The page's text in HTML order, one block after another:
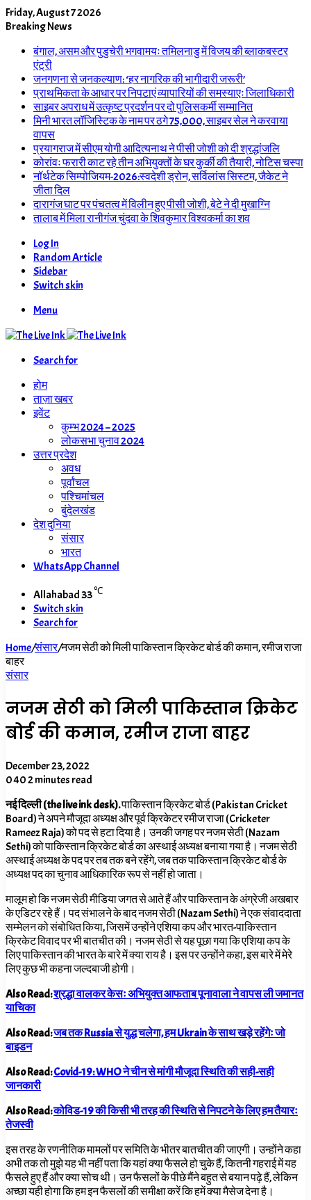
Friday, August 7 2026
Breaking News
बंगाल, असम और पुडुचेरी भगवामयः तमिलनाडु में विजय की ब्लाकबस्टर
एंट्री
जनगणना से जनकल्याण: ‘हर नागरिक की भागीदारी जरूरी’
प्राथमिकता के आधार पर निपटाएं व्यापारियों की समस्याएः जिलाधिकारी
साइबर अपराध में उत्कृष्ट प्रदर्शन पर दो पुलिसकर्मी सम्मानित
मिनी भारत लॉजिस्टिक के नाम पर ठगे 75,000, साइबर सेल ने करवाया
वापस
प्रयागराज में सीएम योगी आदित्यनाथ ने पीसी जोशी को दी श्रद्धांजलि
कोरांवः फरारी काट रहे तीन अभियुक्तों के घर कुर्की की तैयारी, नोटिस चस्पा
नॉर्थटेक सिम्पोजियम-2026:स्वदेशी ड्रोन, सर्विलांस सिस्टम, जैकेट ने
जीता दिल
दारागंज घाट पर पंचतत्व में विलीन हुए पीसी जोशी, बेटे ने दी मुखाग्नि
तालाब में मिला रानीगंज चुंदवा के शिवकुमार विश्वकर्मा का शव
Log In
Random Article
Sidebar
Switch skin
Menu
Search for
होम
ताज़ा खबर
इवेंट
कुम्भ 2024 – 2025
लोकसभा चुनाव 2024
उत्तर प्रदेश
अवध
पूर्वांचल
पश्चिमांचल
बुंदेलखंड
देश दुनिया
संसार
भारत
WhatsApp Channel
Allahabad33℃
Switch skin
Search for
Home/संसार/नजम सेठी को मिली पाकिस्तान क्रिकेट बोर्ड की कमान, रमीज राजा
बाहर
संसार
नजम सेठी को मिली पाकिस्तान क्रिकेट
बोर्ड की कमान, रमीज राजा बाहर
December 23, 2022
0402 minutes read
नई दिल्ली (the live ink desk).पाकिस्तान क्रिकेट बोर्ड (Pakistan Cricket
Board)ने अपने मौजूदा अध्यक्ष और पूर्व क्रिकेटर रमीज राजा (Cricketer
Rameez Raja) को पद से हटा दिया है। उनकी जगह पर नजम सेठी (Nazam
Sethi) को पाकिस्तान क्रिकेट बोर्ड का अस्थाई अध्यक्ष बनाया गया है। नजम सेठी
अस्थाई अध्यक्ष के पद पर तब तक बने रहेंगे, जब तक पाकिस्तान क्रिकेट बोर्ड के
अध्यक्ष पद का चुनाव आधिकारिक रूप से नहीं हो जाता।
मालूम हो कि नजम सेठी मीडिया जगत से आते हैं और पाकिस्तान के अंग्रेजी अखबार
के एडिटर रहे हैं। पद संभालने के बाद नजम सेठी (Nazam Sethi) ने एक संवाददाता
सम्मेलन को संबोधित किया, जिसमें उन्होंने एशिया कप और भारत-पाकिस्तान
क्रिकेट विवाद पर भी बातचीत की। नजम सेठी से यह पूछा गया कि एशिया कप के
लिए पाकिस्तान की भारत के बारे में क्या राय है। इस पर उन्होंने कहा, इस बारे में मेरे
लिए कुछ भी कहना जल्दबाजी होगी।
Also Read:श्रद्धा वालकर केसः अभियुक्त आफताब पूनावाला ने वापस ली जमानत
याचिका
Also Read:जब तक Russia से युद्ध चलेगा, हम Ukrain के साथ खड़े रहेंगेः जो
बाइडन
Also Read:Covid-19: WHO ने चीन से मांगी मौजूदा स्थिति की सही-सही
जानकारी
Also Read:कोविड-19 की किसी भी तरह की स्थिति से निपटने के लिए हम तैयारः
तेजस्वी
इस तरह के रणनीतिक मामलों पर समिति के भीतर बातचीत की जाएगी। उन्होंने कहा
अभी तक तो मुझे यह भी नहीं पता कि यहां क्या फैसले हो चुके हैं, कितनी गहराई में यह
फैसले हुए हैं और क्या सोच थी। उन फैसलों के पीछे मैंने बहुत से बयान पढ़े हैं, लेकिन
अच्छा यही होगा कि हम इन फैसलों की समीक्षा करें कि हमें क्या मैसेज देना है।